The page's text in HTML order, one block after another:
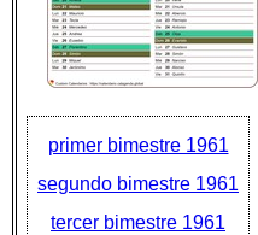
primer bimestre 1961
segundo bimestre 1961
tercer bimestre 1961